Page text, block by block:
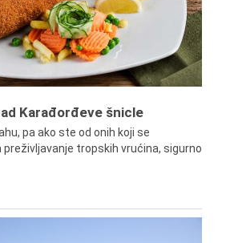
Karađorđeve šnicle
pa ako ste od onih koji se
tropskih vrućina, sigurno